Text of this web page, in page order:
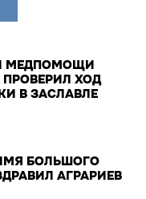
МЕДПОМОЩИ
ПРОВЕРИЛ ХОД
В ЗАСЛАВЛЕ
БОЛЬШОГО
АГРАРИЕВ